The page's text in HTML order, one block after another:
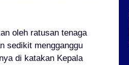
oleh ratusan tenaga
sedikit mengganggu
di katakan Kepala